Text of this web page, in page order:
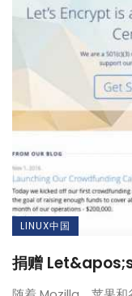
LINUX中国
捐赠